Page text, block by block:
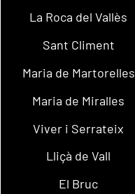
La Roca del Vallès
Sant Climent
Maria de Martorelles
Maria de Miralles
Viver i Serrateix
Lliçà de Vall
El Bruc